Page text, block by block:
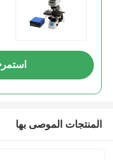
استمر
المنتجات الموصى بها